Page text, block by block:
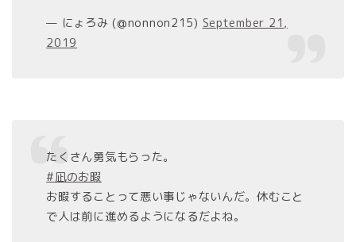
— にょろみ (@nonnon215) September 21,
2019
たくさん勇気もらった。
#凪のお暇
お暇することって悪い事じゃないんだ。休むこと
で人は前に進めるようになるだよね。